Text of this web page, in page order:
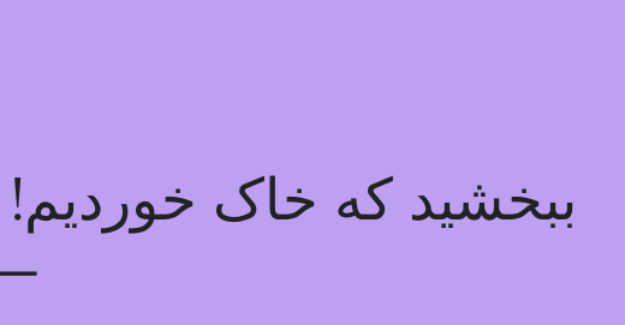
ببخشید که خاک خوردیم!